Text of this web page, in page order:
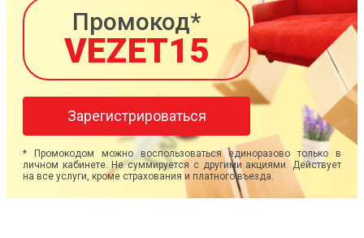
Промокод*
VEZET15
Зарегистрироваться
* Промокодом можно воспользоваться единоразово только в
личном кабинете. Не суммируется с другими акциями. Действует
на все услуги, кроме страхования и платного въезда.